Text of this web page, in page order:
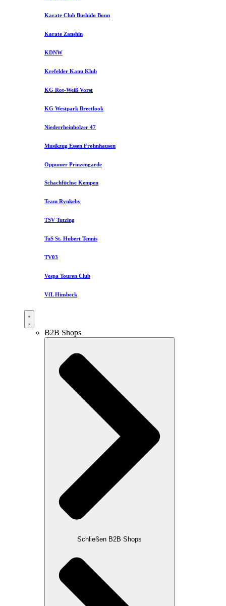
Karate Club Bushido Bonn
Karate Zanshin
KDNW
Krefelder Kanu Klub
KG Rot-Weiß Vorst
KG Westpark Breetlook
Niederrheinbolzer 47
Musikzug Essen Frohnhausen
Oppumer Prinzengarde
Schachfüchse Kempen
Team Rynkeby
TSV Tutzing
TuS St. Hubert Tennis
TV03
Vespa Touren Club
VfL Hinsbeck
B2B Shops
Schließen B2B Shops